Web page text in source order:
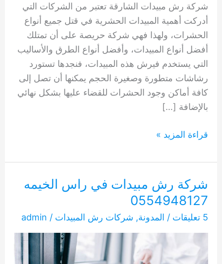
شركة رش مبيدات الشارقة تعتبر من الشركات التي
أدركت أهمية المبيدات الحشرية في قتل جميع أنواع
الحشرات، ولهذا فهي شركة حريصة على أن تمتلك
أفضل أنواع المبيدات، وأفضل أنواع الطرق والأساليب
التي يستخدم فيرش هذه المبيدات، فنجدها تستورد
رشاشات متطورة وصغيرة الحجم يمكنها أن تصل إلى
كافة أماكن وجود الحشرات للقضاء عليها بشكل نهائي
بالإضافة […]
شركة
مبيدات
الشارقة
0554948127
قراءة المزيد »
شركة رش مبيدات في راس الخيمه
0554948127
5 تعليقات / المدونة, شركات رش المبيدات /
admin